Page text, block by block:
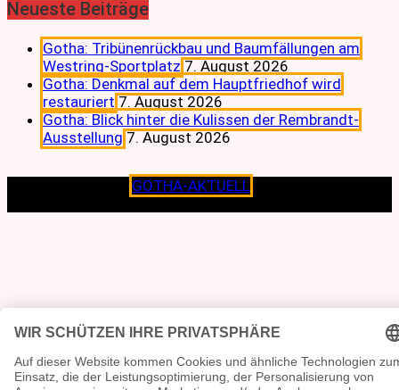
Neueste Beiträge
Gotha: Tribünenrückbau und Baumfällungen am
Westring-Sportplatz 7. August 2026
Gotha: Denkmal auf dem Hauptfriedhof wird
restauriert 7. August 2026
Gotha: Blick hinter die Kulissen der Rembrandt-
Ausstellung 7. August 2026
GOTHA-AKTUELL
Lokalen verpflichtet.